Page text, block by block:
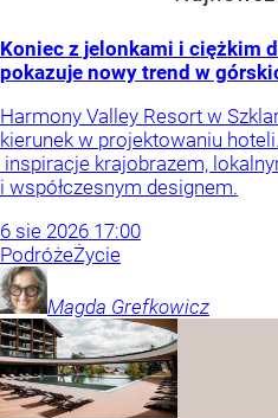
Koniec z jelonkami i ciężkim
pokazuje nowy trend w
Harmony Valley Resort w
kierunek w projektowaniu
inspiracje krajobrazem,
i współczesnym designem.
6 sie 2026 17:00
PodróżeŻycie
Magda Grefkowicz